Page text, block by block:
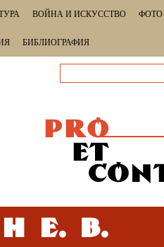
ВОЙНА И ИСКУССТВО ФОТО
БИБЛИОГРАФИЯ
Е. В.